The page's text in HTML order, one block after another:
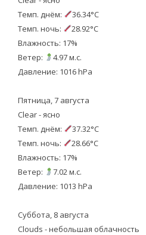
Темп. днём:
36.34°C
Темп. ночь:
28.92°C
Влажность: 17%
Ветер:
4.97 м.с.
Давление: 1016 hPa
Пятница, 7 августа
Clear - ясно
Темп. днём:
37.32°C
Темп. ночь:
28.66°C
Влажность: 17%
Ветер:
7.02 м.с.
Давление: 1013 hPa
Суббота, 8 августа
Clouds - небольшая облачность